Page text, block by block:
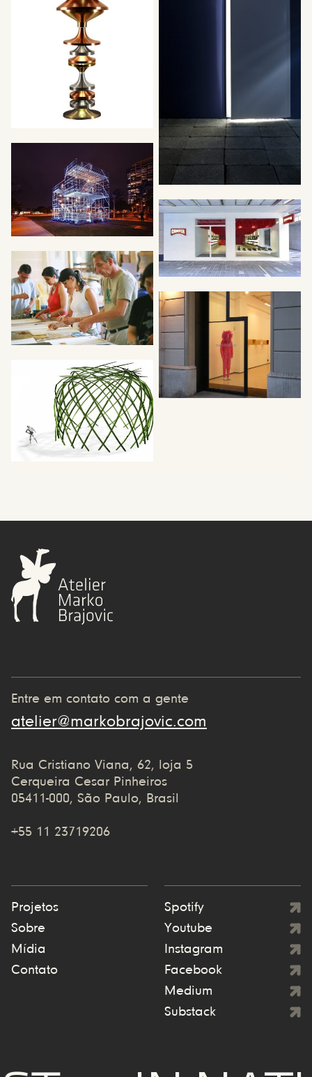
Entre em contato com a gente
atelier@markobrajovic.com
Rua Cristiano Viana, 62, loja 5
Cerqueira Cesar Pinheiros
05411-000, São Paulo, Brasil
+55 11 23719206
Projetos
Sobre
Mídia
Contato
Spotify
Youtube
Instagram
Facebook
Medium
Substack